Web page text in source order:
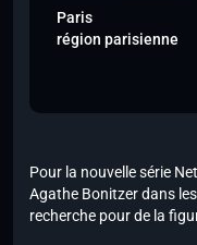
Paris
région parisienne
Pour la nouvelle série
Agathe Bonitzer dans
recherche pour de la